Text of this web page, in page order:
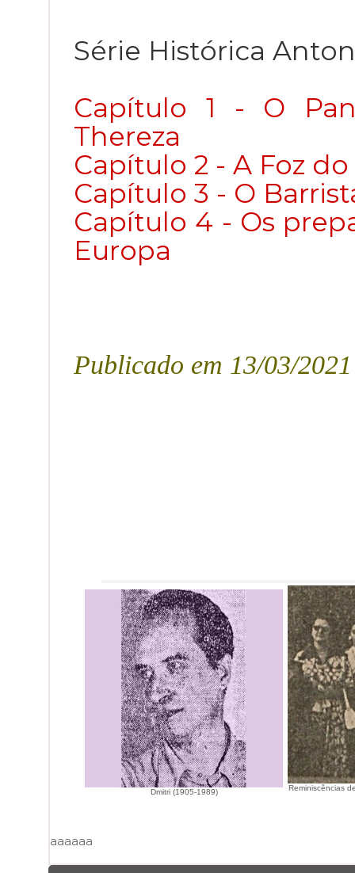
Série Histórica
Capítulo 1 - O
Thereza
Capítulo 2 - A Foz
Capítulo 3 - O
Capítulo 4 - Os
Europa
Publicado em 13/03/2021
Dmitri (1905-1989) Reminiscências
aaaaaa